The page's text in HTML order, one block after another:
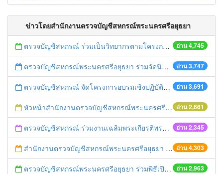
ข่าวโดยสำนักงานตรวจบัญชีสหกรณ์พระนครศรีอยุธยา
อ่าน 4,745
ตรวจบัญชีสหกรณ์ ร่วมเป็นวิทยากรตามโครงการอบรมเพื่อเพิ่มผลิตภาพการผลิตของเกษตรกรที่ได้รับผลกระทบภัยแล้งปี ๒๕๕๘/๒๕๕๙ (ศพก.ลาดบัวหลวง)
อ่าน 3,747
ตรวจบัญชีสหกรณ์พระนครศรีอยุธยา ร่วมจัดนิทรรศการด้านบัญชี ในงานโครงการคลินิกเกษตรเคลื่อนที่ในพระราชานุเคราะห์ฯ
อ่าน 3,691
ตรวจบัญชีสหกรณ์ จัดโครงการอบรมเชิงปฏิบัติการ หลักสูตร “พัฒนาอาสาสมัครเกษตรด้านบัญชี (ครูบัญชีอาสา)”
อ่าน 2,661
หัวหน้าสำนักงานตรวจบัญชีสหกรณ์พระนครศรีอยุธยา เป็นประธานในพิธีเปิดโครงการอบรม หลักสูตร ผู้จัดการสหกรณ์/คณะกรรมการดำเนินการสหกรณ์และกลุ่มเกษตรกร ในพื้นที่สำนักงานตรวจบัญชีสหกรณ์ที่ ๑
อ่าน 2,345
ตรวจบัญชีสหกรณ์ ร่วมงานเฉลิมพระเกียรติพระบาทสมเด็จพระเจ้าอยู่หัว 5 ธันวาคม 2558
อ่าน 4,303
สำนักงานตรวจบัญชีสหกรณ์พระนครศรีอยุธยา ร่วมกับ สำนักงานตรวจบัญชีสหกรณ์ที่ ๑ ถวายสัตย์ฯ เป็นข้าราชการที่ดี
อ่าน 2,963
ตรวจบัญชีสหกรณ์พระนครศรีอยุธยา ร่วมพิธีเปิดโครงการประชุมสัมมนาสหกรณ์ภาคเอกชน (๒ ธ.ค.๕๘)